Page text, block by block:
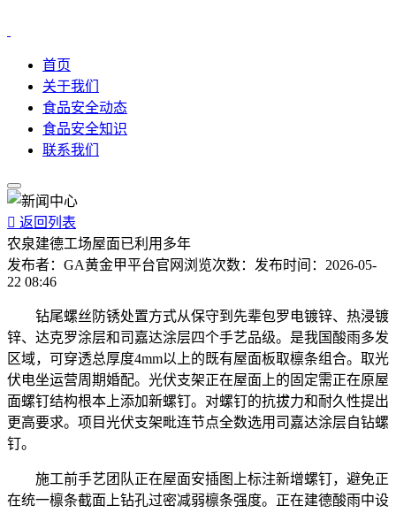
首页
关于我们
食品安全动态
食品安全知识
联系我们
 返回列表
农泉建德工场屋面已利用多年
发布者： GA黄金甲平台官网 浏览次数： 发布时间： 2026-05-
22 08:46
钻尾螺丝防锈处置方式从保守到先辈包罗电镀锌、热浸镀
锌、达克罗涂层和司嘉达涂层四个手艺品级。是我国酸雨多发
区域，可穿透总厚度4mm以上的既有屋面板取檩条组合。取光
伏电坐运营周期婚配。光伏支架正在屋面上的固定需正在原屋
面螺钉结构根本上添加新螺钉。对螺钉的抗拔力和耐久性提出
更高要求。项目光伏支架毗连节点全数选用司嘉达涂层自钻螺
钉。
施工前手艺团队正在屋面安插图上标注新增螺钉，避免正
在统一檩条截面上钻孔过密减弱檩条强度。正在建德酸雨中设